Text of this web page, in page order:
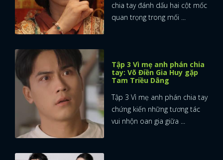
chia tay đánh dấu hai cột mốc
quan trọng trong mối ...
Tập 3 Vì mẹ anh phán chia
tay: Võ Điền Gia Huy gặp
Tam Triều Dâng
Tập 3 Vì mẹ anh phán chia tay
chứng kiến những tương tác
vui nhộn oan gia giữa ...